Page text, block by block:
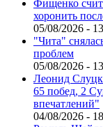
Фищенко
хоронить
05/08/2026 -
"Чита"
проблем
05/08/2026 -
Леонид
65 побед, 2
впечатлений"
04/08/2026 -